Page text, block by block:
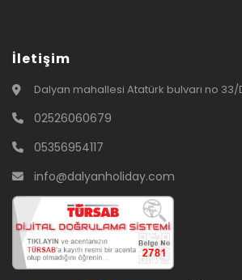
İletişim
Dalyan mahallesi Atatürk bulvarı no
02526060679
05356954117
info@dalyanholiday.com